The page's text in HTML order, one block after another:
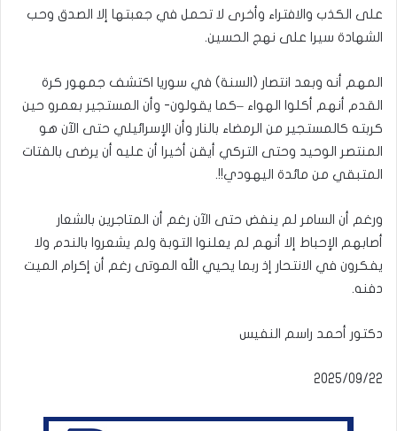
على الكذب والافتراء وأخرى لا تحمل في جعبتها إلا الصدق وحب
الشهادة سيرا على نهج الحسين.
المهم أنه وبعد انتصار (السنة) في سوريا اكتشف جمهور كرة
القدم أنهم أكلوا الهواء –كما يقولون- وأن المستجير بعمرو حين
كربته كالمستجير من الرمضاء بالنار وأن الإسرائيلي حتى الآن هو
المنتصر الوحيد وحتى التركي أيقن أخيرا أن عليه أن يرضى بالفتات
المتبقي من مائدة اليهودي!!.
ورغم أن السامر لم ينفض حتى الآن رغم أن المتاجرين بالشعار
أصابهم الإحباط إلا أنهم لم يعلنوا التوبة ولم يشعروا بالندم ولا
يفكرون في الانتحار إذ ربما يحيي الله الموتى رغم أن إكرام الميت
دفنه.
دكتور أحمد راسم النفيس